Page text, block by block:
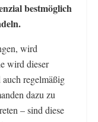
bestmöglich
wird
wird dieser
auch regelmäßig
dazu zu
– sind diese